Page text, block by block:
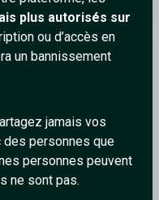
plus autorisés sur
ou d’accès en
un bannissement
jamais vos
personnes que
personnes peuvent
ne sont pas.
SamAnge